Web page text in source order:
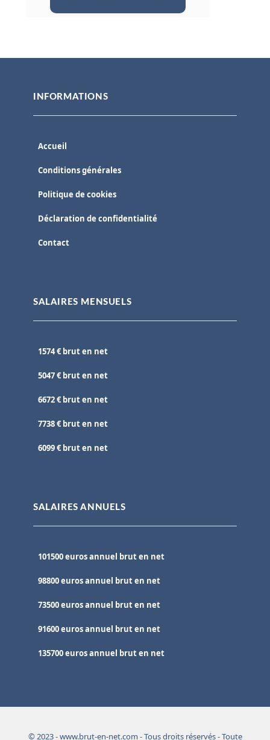
INFORMATIONS
Accueil
Conditions générales
Politique de cookies
Déclaration de confidentialité
Contact
SALAIRES MENSUELS
1574 € brut en net
5047 € brut en net
6672 € brut en net
7738 € brut en net
6099 € brut en net
SALAIRES ANNUELS
101500 euros annuel brut en net
98800 euros annuel brut en net
73500 euros annuel brut en net
91600 euros annuel brut en net
135700 euros annuel brut en net
© 2023 - www.brut-en-net.com - Tous droits réservés - Toute